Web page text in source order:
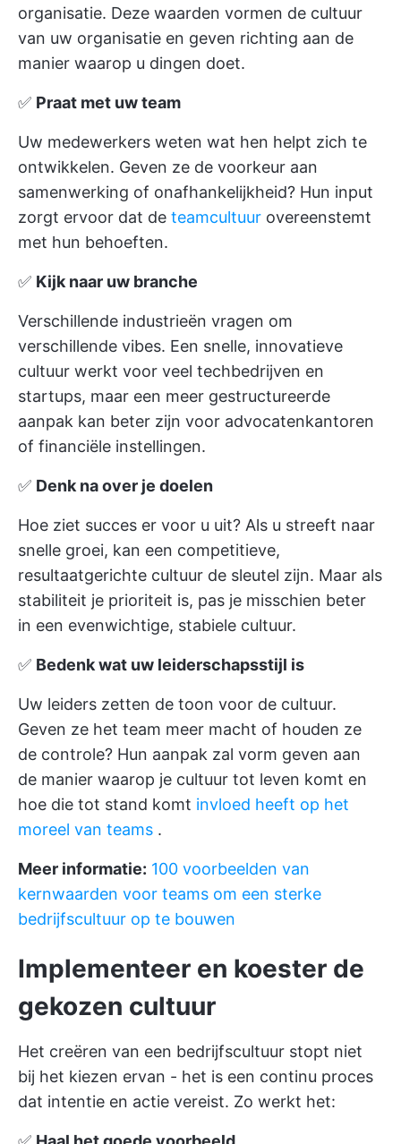
organisatie. Deze waarden vormen de cultuur
van uw organisatie en geven richting aan de
manier waarop u dingen doet.
✅ Praat met uw team
Uw medewerkers weten wat hen helpt zich te
ontwikkelen. Geven ze de voorkeur aan
samenwerking of onafhankelijkheid? Hun input
zorgt ervoor dat de teamcultuur overeenstemt
met hun behoeften.
✅ Kijk naar uw branche
Verschillende industrieën vragen om
verschillende vibes. Een snelle, innovatieve
cultuur werkt voor veel techbedrijven en
startups, maar een meer gestructureerde
aanpak kan beter zijn voor advocatenkantoren
of financiële instellingen.
✅ Denk na over je doelen
Hoe ziet succes er voor u uit? Als u streeft naar
snelle groei, kan een competitieve,
resultaatgerichte cultuur de sleutel zijn. Maar als
stabiliteit je prioriteit is, pas je misschien beter
in een evenwichtige, stabiele cultuur.
✅ Bedenk wat uw leiderschapsstijl is
Uw leiders zetten de toon voor de cultuur.
Geven ze het team meer macht of houden ze
de controle? Hun aanpak zal vorm geven aan
de manier waarop je cultuur tot leven komt en
hoe die tot stand komt invloed heeft op het
moreel van teams .
Meer informatie: 100 voorbeelden van
kernwaarden voor teams om een sterke
bedrijfscultuur op te bouwen
Implementeer en koester de
gekozen cultuur
Het creëren van een bedrijfscultuur stopt niet
bij het kiezen ervan - het is een continu proces
dat intentie en actie vereist. Zo werkt het: